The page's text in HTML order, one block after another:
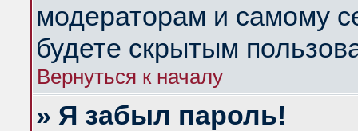
модераторам и самому
будете скрытым
Вернуться к началу
» Я забыл пароль!